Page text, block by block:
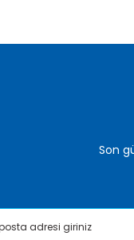
Son